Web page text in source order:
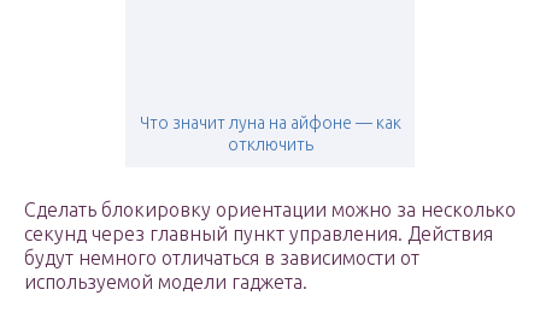
Что значит луна на айфоне — как
отключить
Сделать блокировку ориентации можно за несколько
секунд через главный пункт управления. Действия
будут немного отличаться в зависимости от
используемой модели гаджета.